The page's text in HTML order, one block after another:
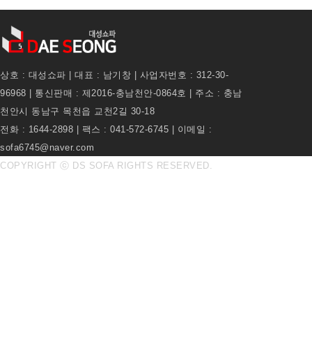
상호 : 대성쇼파 | 대표 : 남기창 | 사업자번호 : 312-30-
96968 | 통신판매 : 제2016-충남천안-0864호 | 주소 : 충남
천안시 동남구 목천읍 교천2길 30-18
전화 : 1644-2898 | 팩스 : 041-572-6745 | 이메일 :
sofa6745@naver.com
COPYRIGHT ⓒ DS SOFA RIGHTS RESERVED.